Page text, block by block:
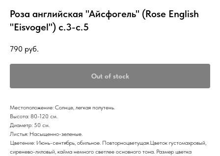
Роза английская "Айсфогель" (Rose English
"Eisvogel") с.3-с.5
790 руб.
Out of stock
Местоположение: Солнце, легкая полутень.
Высота: 80-120 см.
Диаметр: 50 см.
Листья: Насыщенно-зеленые.
Цветение: Июнь-сентябрь, обильное. Повторноцветущая.Цветок густомахровый,
сиренево-лиловый, кайма немного светлее основного тона. Размер цветка